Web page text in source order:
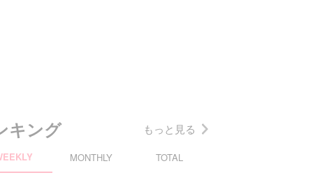
キング もっと見る
MONTHLY TOTAL